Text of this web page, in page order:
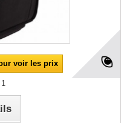
voir les prix
1